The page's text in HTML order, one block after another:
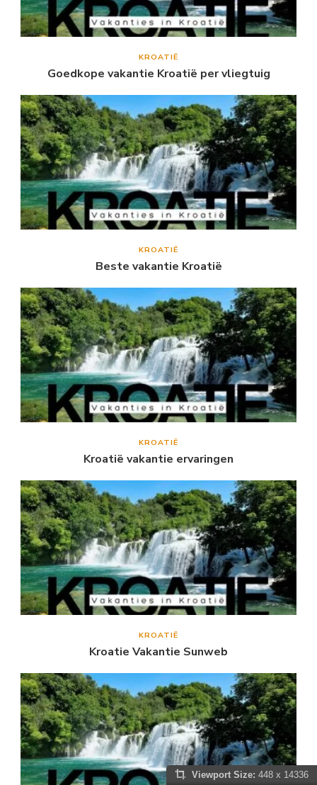
KROATIË
Goedkope vakantie Kroatië per vliegtuig
KROATIË
Beste vakantie Kroatië
KROATIË
Kroatië vakantie ervaringen
KROATIË
Kroatie Vakantie Sunweb
Viewport Size: 448 x 14336